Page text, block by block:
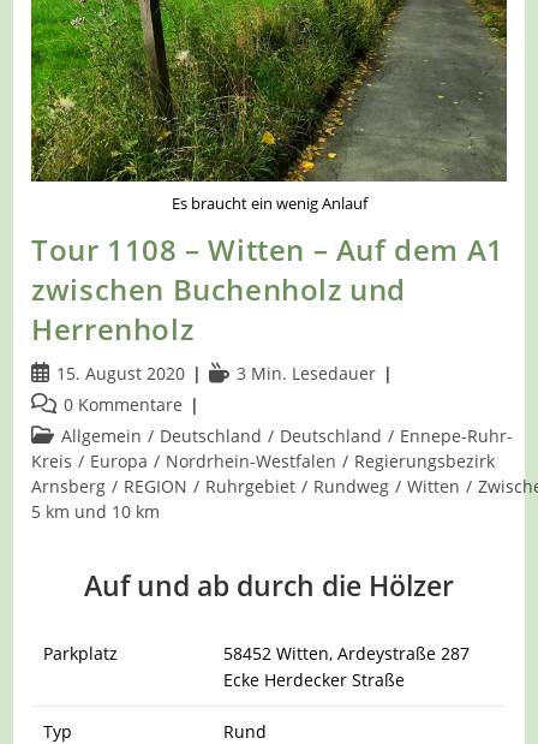
Es braucht ein wenig Anlauf
Tour 1108 – Witten – Auf dem A1
zwischen Buchenholz und
Herrenholz
Beitrag
veröffentlicht:
15. August 2020 Lesedauer:
3 Min. Lesedauer
Beitrags-
Kommentare:
0 Kommentare
Beitrags-
Kategorie:
Allgemein / Deutschland / Deutschland / Ennepe-Ruhr-
Kreis / Europa / Nordrhein-Westfalen / Regierungsbezirk
Arnsberg / REGION / Ruhrgebiet / Rundweg / Witten /
5 km und 10 km
Auf und ab durch die Hölzer
Parkplatz
58452 Witten, Ardeystraße 287
Ecke Herdecker Straße
Typ Rund